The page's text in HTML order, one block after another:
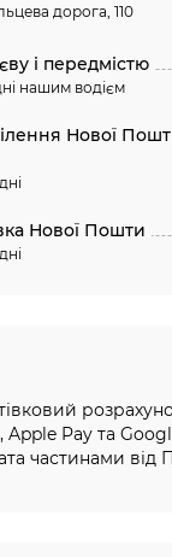
дорога, 110
і передмістю
нашим водієм
Нової
Нової Пошти
Apple Pay та
частинами від